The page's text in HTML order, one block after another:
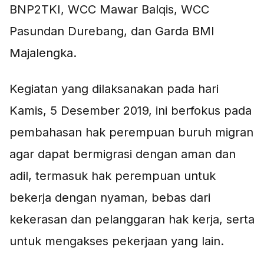
BNP2TKI, WCC Mawar Balqis, WCC
Pasundan Durebang, dan Garda BMI
Majalengka.
Kegiatan yang dilaksanakan pada hari
Kamis, 5 Desember 2019, ini berfokus pada
pembahasan hak perempuan buruh migran
agar dapat bermigrasi dengan aman dan
adil, termasuk hak perempuan untuk
bekerja dengan nyaman, bebas dari
kekerasan dan pelanggaran hak kerja, serta
untuk mengakses pekerjaan yang lain.